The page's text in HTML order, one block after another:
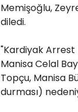
Memişoğlu,
diledi.
"Kardiyak
Manisa Celal
Topçu, Manisa
durması)